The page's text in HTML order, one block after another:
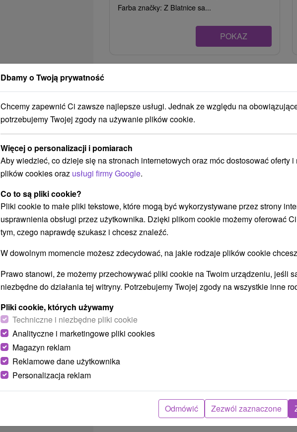
Farba značky: Z Blatnice sa...
POKAZ
Ak plánujete navštíviť tieto
Náš TIP
/noc/osoba
Urlop w Donovalach: wellness,
Šport hotel★★★Donovaly
9,3 (53 recenzji)Od 2 NoceŚniadanie I Kolacja
Codzienne wędrówki w sercu słowackiej
przestronnej strefie wellness z basenami i
Dbamy o Twoją prywatność
Chcemy zapewnić Ci zawsze najlepsze usługi. Jednak ze względu na
potrzebujemy Twojej zgody na używanie plików cookie.
Więcej o personalizacji i pomiarach
Aby wiedzieć, co dzieje się na stronach internetowych oraz móc dostosować oferty i
plików cookies oraz usługi firmy Google.
Co to są pliki cookie?
Pliki cookie to małe pliki tekstowe, które mogą być wykorzystywane przez strony
usprawnienia obsługi przez użytkownika. Dzięki plikom cookie możemy oferować
tym, czego naprawdę szukasz i chcesz znaleźć.
W dowolnym momencie możesz zdecydować, na jakie rodzaje plików cookie
Prawo stanowi, że możemy przechowywać pliki cookie na Twoim urządzeniu, jeśli
niezbędne do działania tej witryny. Potrzebujemy Twojej zgody na wszystkie inne
Pliki cookie, których używamy
Techniczne i niezbędne pliki cookie
Analityczne i marketingowe pliki cookies
Magazyn reklam
Reklamowe dane użytkownika
Personalizacja reklam
Odmówić Zezwól zaznaczone